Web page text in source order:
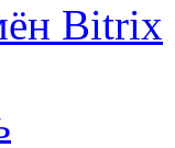
Bitrix